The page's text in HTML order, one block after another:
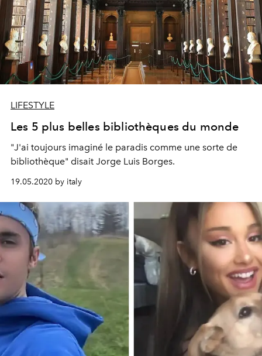
LIFESTYLE
Les 5 plus belles bibliothèques du monde
"J'ai toujours imaginé le paradis comme une sorte de
bibliothèque" disait Jorge Luis Borges.
19.05.2020 by italy